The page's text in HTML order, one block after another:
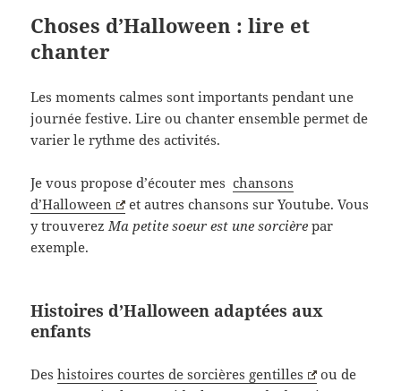
Choses d’Halloween : lire et
chanter
Les moments calmes sont importants pendant une
journée festive. Lire ou chanter ensemble permet de
varier le rythme des activités.
Je vous propose d’écouter meschansons
d’Halloween
et autres chansons sur Youtube. Vous
y trouverez Ma petite soeur est une sorcièrepar
exemple.
Histoires d’Halloween adaptées aux
enfants
Deshistoires courtes de sorcières gentilles
ou de